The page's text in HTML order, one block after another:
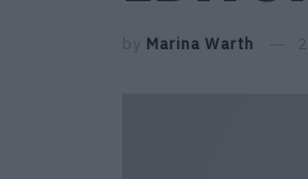
by Marina Warth